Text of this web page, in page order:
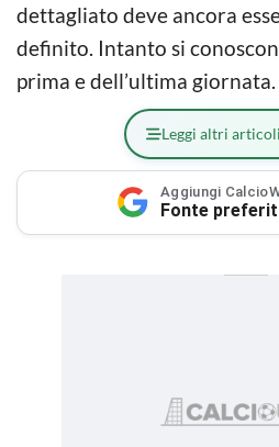
dettagliato deve ancora
definito. Intanto si
prima e dell’ultima giornata.
Leggi altri
Aggiungi
Fonte